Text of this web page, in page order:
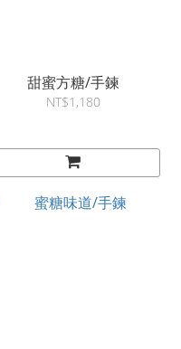
甜蜜方糖/手鍊
NT$1,180